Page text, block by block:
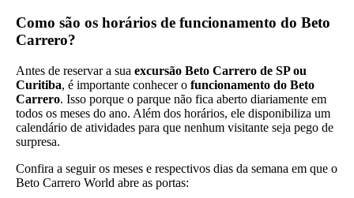
Como são os horários de funcionamento do Beto
Carrero?
Antes de reservar a sua excursão Beto Carrero de SP ou
Curitiba, é importante conhecer o funcionamento do Beto
Carrero. Isso porque o parque não fica aberto diariamente em
todos os meses do ano. Além dos horários, ele disponibiliza um
calendário de atividades para que nenhum visitante seja pego de
surpresa.
Confira a seguir os meses e respectivos dias da semana em que o
Beto Carrero World abre as portas: